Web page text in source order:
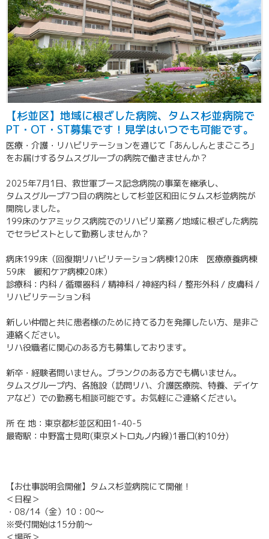
【杉並区】地域に根ざした病院、タムス杉並病院で
PT・OT・ST募集です！見学はいつでも可能です。
医療・介護・リハビリテーションを通じて「あんしんとまごころ」
をお届けするタムスグループの病院で働きませんか？
2025年7月1日、救世軍ブース記念病院の事業を継承し、
タムスグループ7つ目の病院として杉並区和田にタムス杉並病院が
開院しました。
199床のケアミックス病院でのリハビリ業務／地域に根ざした病院
でセラピストとして勤務しませんか？
病床199床（回復期リハビリテーション病棟120床 医療療養病棟
59床 緩和ケア病棟20床）
診療科：内科 / 循環器科 / 精神科 / 神経内科 / 整形外科 / 皮膚科 /
リハビリテーション科
新しい仲間と共に患者様のために持てる力を発揮したい方、是非ご
連絡ください。
リハ役職者に関心のある方も募集しております。
新卒・経験者問いません。ブランクのある方でも構いません。
タムスグループ内、各施設（訪問リハ、介護医療院、特養、デイケ
アなど）での勤務も相談可能です。お気軽にご連絡ください。
所 在 地：東京都杉並区和田1-40-5
最寄駅：中野富士見町(東京メトロ丸ノ内線)1番口(約10分)
【お仕事説明会開催】タムス杉並病院にて開催！
＜日程＞
・08/14（金）10：00～
※受付開始は15分前～